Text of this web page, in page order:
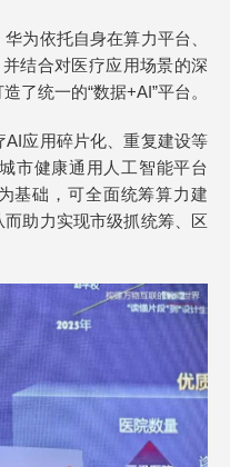
为依托自身在算力平台、
结合对医疗应用场景的深
了统一的“数据+AI”平台。
应用碎片化、重复建设等
市健康通用人工智能平台
基础，可全面统筹算力建
助力实现市级抓统筹、区